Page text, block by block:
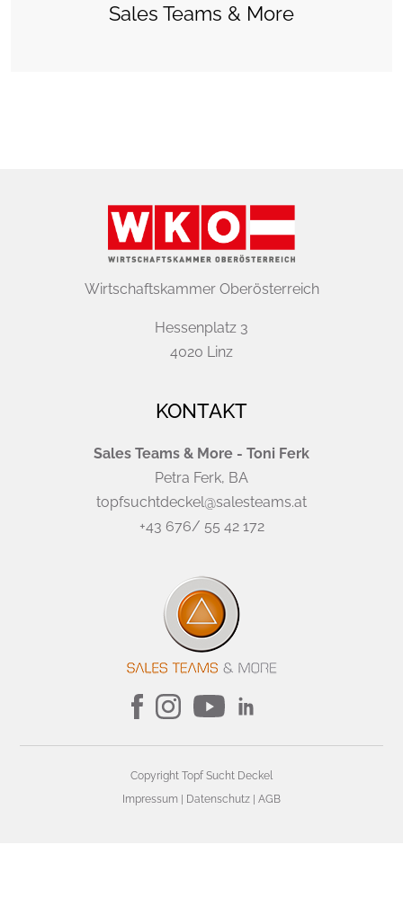
Sales Teams & More
Wirtschaftskammer Oberösterreich
Hessenplatz 3
4020 Linz
KONTAKT
Sales Teams & More - Toni Ferk
Petra Ferk, BA
topfsuchtdeckel@salesteams.at
+43 676/ 55 42 172
Copyright Topf Sucht Deckel
Impressum | Datenschutz | AGB